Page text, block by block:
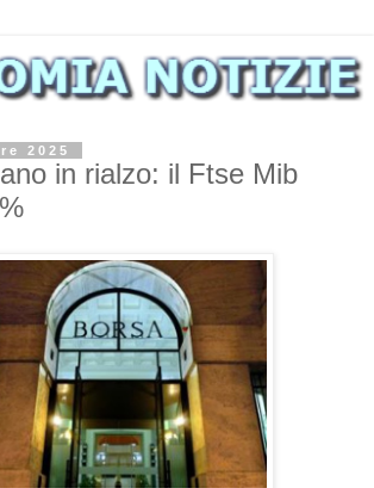
2025
in rialzo: il Ftse Mib